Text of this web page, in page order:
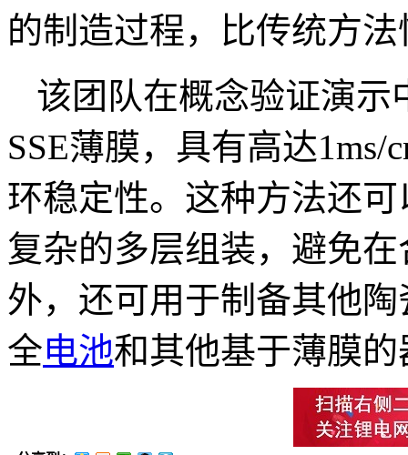
的制造过程，比传统方法
该团队在概念验证演示
SSE薄膜，具有高达
环稳定性。这种方法还
复杂的多层组装，避免
外，还可用于制备其他
全电池和其他基于薄膜